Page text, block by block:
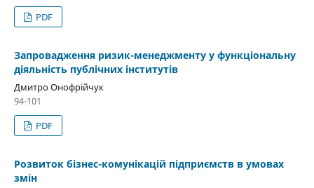
PDF
Запровадження ризик-менеджменту у функціональну
діяльність публічних інститутів
Дмитро Онофрійчук
94-101
PDF
Розвиток бізнес-комунікацій підприємств в умовах
змін